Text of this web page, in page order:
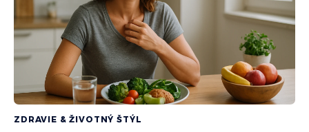
ZDRAVIE & ŽIVOTNÝ ŠTÝL